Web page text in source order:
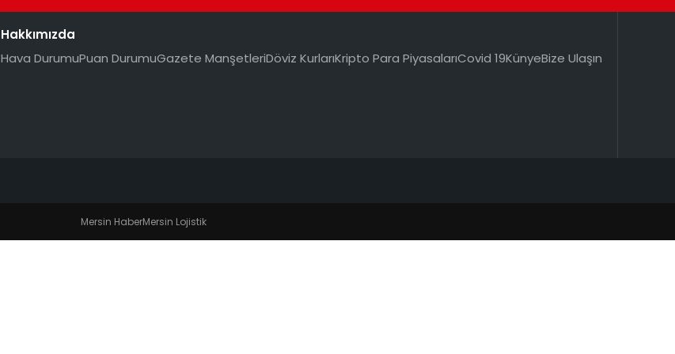
Hakkımızda
Hava DurumuPuan DurumuGazete ManşetleriDöviz KurlarıKripto Para PiyasalarıCovid 19KünyeBize Ulaşın
Mersin HaberMersin Lojistik